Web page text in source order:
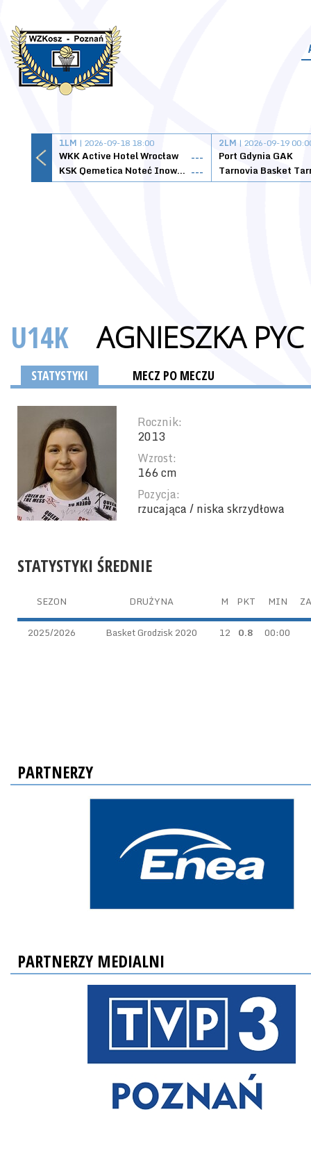
1LM | 2026-09-18 18:00
WKK Active Hotel Wrocław
---
KSK Qemetica Noteć Inowrocław ---
2LM | 2026-09-19
Port Gdynia GAK
U14K AGNIESZKA PYC
STATYSTYKI MECZ PO MECZU
Rocznik:
2013
Wzrost:
166 cm
Pozycja:
rzucająca / niska skrzydłowa
STATYSTYKI ŚREDNIE
SEZON DRUŻYNA M PKT MIN
2025/2026 Basket Grodzisk 2020 12 0.8 00:00
PARTNERZY
PARTNERZY MEDIALNI